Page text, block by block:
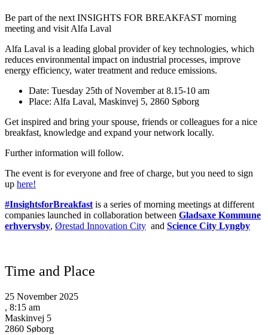
Be part of the next INSIGHTS FOR BREAKFAST morning
meeting and visit Alfa Laval
Alfa Laval is a leading global provider of key technologies, which
reduces environmental impact on industrial processes, improve
energy efficiency, water treatment and reduce emissions.
Date: Tuesday 25th of November at 8.15-10 am
Place: Alfa Laval, Maskinvej 5, 2860 Søborg
Get inspired and bring your spouse, friends or colleagues for a nice
breakfast, knowledge and expand your network locally.
Further information will follow.
The event is for everyone and free of charge, but you need to sign
up here!
#InsightsforBreakfast is a series of morning meetings at different
companies launched in collaboration between Gladsaxe Kommune
erhvervsby, Ørestad Innovation City and Science City Lyngby
Time and Place
25 November 2025
, 8:15 am
Maskinvej 5
2860 Søborg